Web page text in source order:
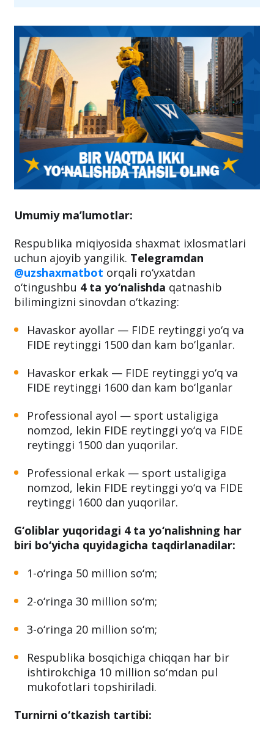
Umumiy ma’lumotlar:
Respublika miqiyosida shaxmat ixlosmatlari
uchun ajoyib yangilik. Telegramdan
@uzshaxmatbot orqali ro‘yxatdan
o‘tingushbu 4 ta yo‘nalishda qatnashib
bilimingizni sinovdan o‘tkazing:
Havaskor ayollar — FIDE reytinggi yo‘q va
FIDE reytinggi 1500 dan kam bo‘lganlar.
Havaskor erkak — FIDE reytinggi yo‘q va
FIDE reytinggi 1600 dan kam bo‘lganlar
Professional ayol — sport ustaligiga
nomzod, lekin FIDE reytinggi yo‘q va FIDE
reytinggi 1500 dan yuqorilar.
Professional erkak — sport ustaligiga
nomzod, lekin FIDE reytinggi yo‘q va FIDE
reytinggi 1600 dan yuqorilar.
G‘oliblar yuqoridagi 4 ta yo‘nalishning har
biri bo‘yicha quyidagicha taqdirlanadilar:
1-o‘ringa 50 million so‘m;
2-o‘ringa 30 million so‘m;
3-o‘ringa 20 million so‘m;
Respublika bosqichiga chiqqan har bir
ishtirokchiga 10 million so‘mdan pul
mukofotlari topshiriladi.
Turnirni o‘tkazish tartibi: